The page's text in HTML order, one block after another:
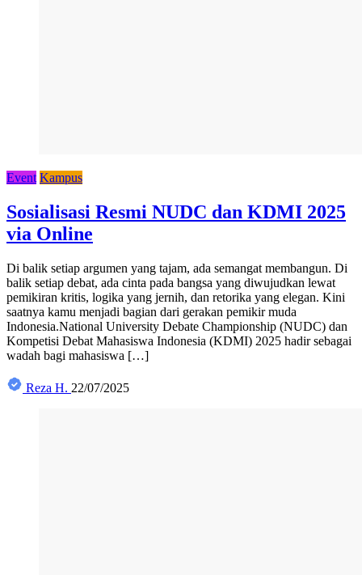
Event Kampus
Sosialisasi Resmi NUDC dan KDMI 2025
via Online
Di balik setiap argumen yang tajam, ada semangat membangun. Di
balik setiap debat, ada cinta pada bangsa yang diwujudkan lewat
pemikiran kritis, logika yang jernih, dan retorika yang elegan. Kini
saatnya kamu menjadi bagian dari gerakan pemikir muda
Indonesia.National University Debate Championship (NUDC) dan
Kompetisi Debat Mahasiswa Indonesia (KDMI) 2025 hadir sebagai
wadah bagi mahasiswa […]
Reza H. 22/07/2025